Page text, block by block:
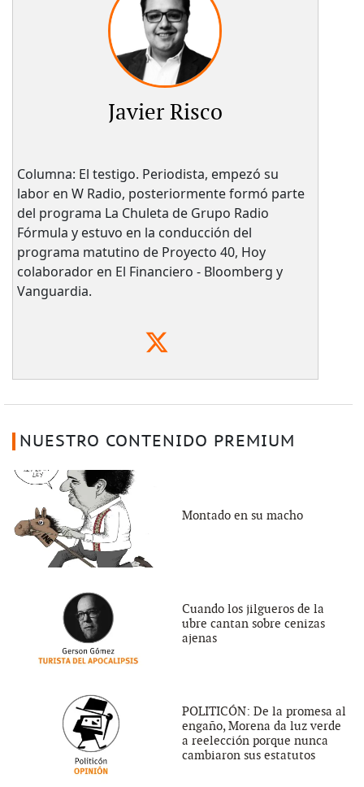
Javier Risco
Columna: El testigo. Periodista, empezó su
labor en W Radio, posteriormente formó parte
del programa La Chuleta de Grupo Radio
Fórmula y estuvo en la conducción del
programa matutino de Proyecto 40, Hoy
colaborador en El Financiero - Bloomberg y
Vanguardia.
NUESTRO CONTENIDO PREMIUM
Montado en su macho
Cuando los jilgueros de la
ubre cantan sobre cenizas
ajenas
POLITICÓN: De la promesa al
engaño, Morena da luz verde
a reelección porque nunca
cambiaron sus estatutos